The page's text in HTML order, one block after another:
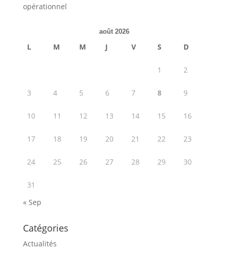
opérationnel
août 2026
L M M J V S D
1 2
3 4 5 6 7 8 9
10 11 12 13 14 15 16
17 18 19 20 21 22 23
24 25 26 27 28 29 30
31
« Sep
Catégories
Actualités